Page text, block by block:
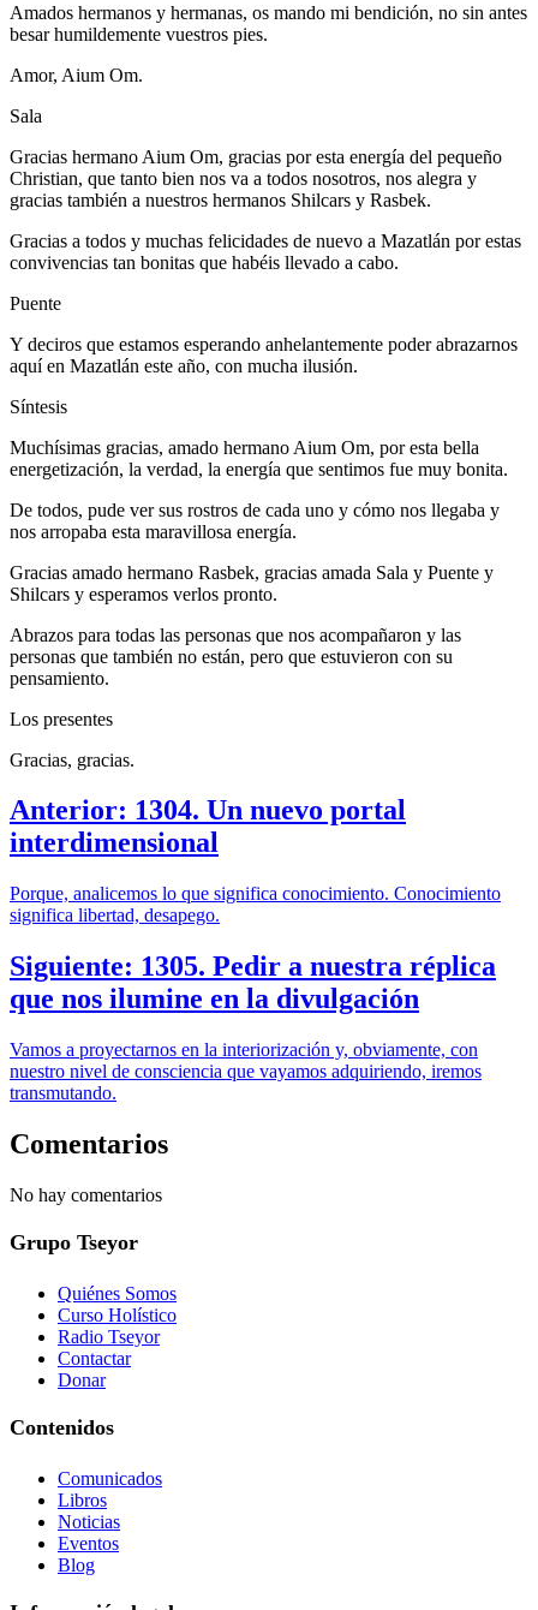
Amados hermanos y hermanas, os mando mi bendición, no sin antes
besar humildemente vuestros pies.
Amor, Aium Om.
Sala
Gracias hermano Aium Om, gracias por esta energía del pequeño
Christian, que tanto bien nos va a todos nosotros, nos alegra y
gracias también a nuestros hermanos Shilcars y Rasbek.
Gracias a todos y muchas felicidades de nuevo a Mazatlán por estas
convivencias tan bonitas que habéis llevado a cabo.
Puente
Y deciros que estamos esperando anhelantemente poder abrazarnos
aquí en Mazatlán este año, con mucha ilusión.
Síntesis
Muchísimas gracias, amado hermano Aium Om, por esta bella
energetización, la verdad, la energía que sentimos fue muy bonita.
De todos, pude ver sus rostros de cada uno y cómo nos llegaba y
nos arropaba esta maravillosa energía.
Gracias amado hermano Rasbek, gracias amada Sala y Puente y
Shilcars y esperamos verlos pronto.
Abrazos para todas las personas que nos acompañaron y las
personas que también no están, pero que estuvieron con su
pensamiento.
Los presentes
Gracias, gracias.
Anterior: 1304. Un nuevo portal
interdimensional
Porque, analicemos lo que significa conocimiento. Conocimiento
significa libertad, desapego.
Siguiente: 1305. Pedir a nuestra réplica
que nos ilumine en la divulgación
Vamos a proyectarnos en la interiorización y, obviamente, con
nuestro nivel de consciencia que vayamos adquiriendo, iremos
transmutando.
Comentarios
No hay comentarios
Grupo Tseyor
Quiénes Somos
Curso Holístico
Radio Tseyor
Contactar
Donar
Contenidos
Comunicados
Libros
Noticias
Eventos
Blog